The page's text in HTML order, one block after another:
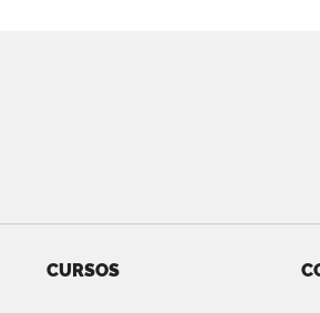
CURSOS